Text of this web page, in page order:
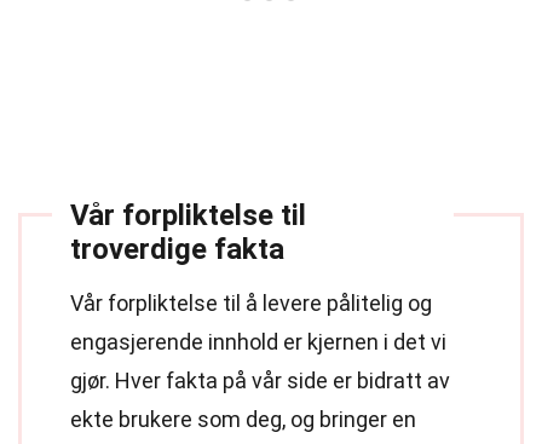
Vår forpliktelse til
troverdige fakta
Vår forpliktelse til å levere pålitelig og
engasjerende innhold er kjernen i det vi
gjør. Hver fakta på vår side er bidratt av
ekte brukere som deg, og bringer en